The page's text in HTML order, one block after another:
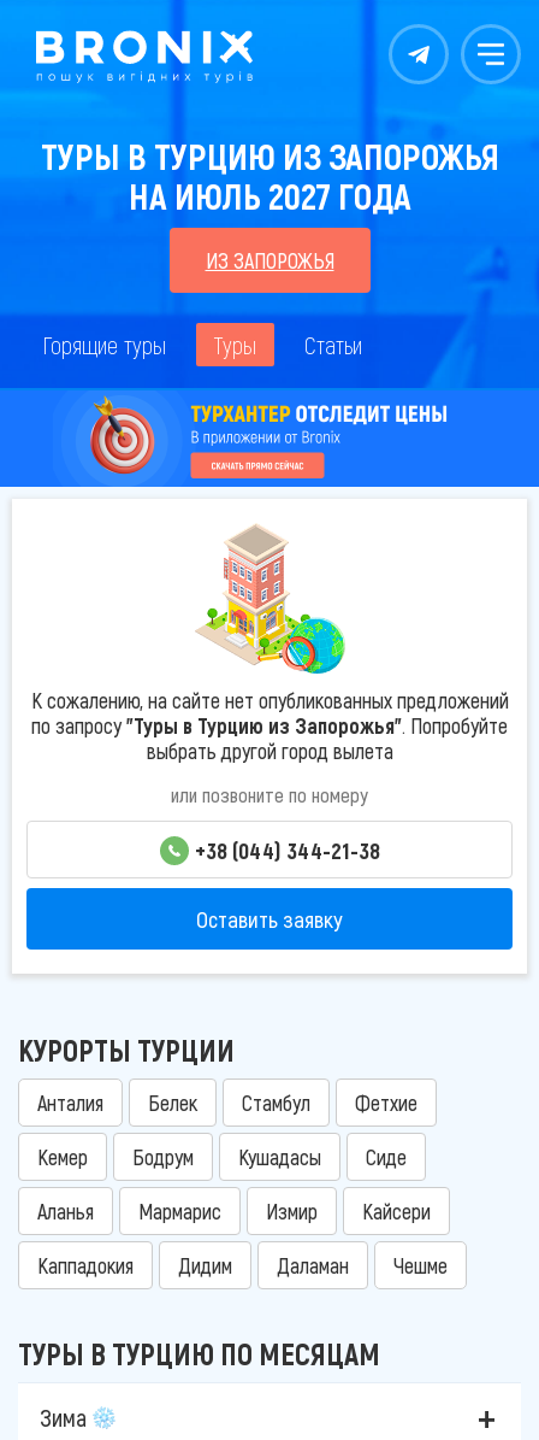
Контакты Меню
ТУРЫ В ТУРЦИЮ ИЗ ЗАПОРОЖЬЯ
НА ИЮЛЬ 2027 ГОДА
ИЗ ЗАПОРОЖЬЯ
Горящие туры Туры Статьи
К сожалению, на сайте нет опубликованных предложений
по запросу"Туры в Турцию из Запорожья". Попробуйте
выбрать другой город вылета
или позвоните по номеру
+38 (044) 344-21-38
Оставить заявку
КУРОРТЫ ТУРЦИИ
Анталия Белек Стамбул Фетхие
Кемер Бодрум Кушадасы Сиде
Аланья Мармарис Измир Кайсери
Каппадокия Дидим Даламан Чешме
ТУРЫ В ТУРЦИЮ ПО МЕСЯЦАМ
Зима